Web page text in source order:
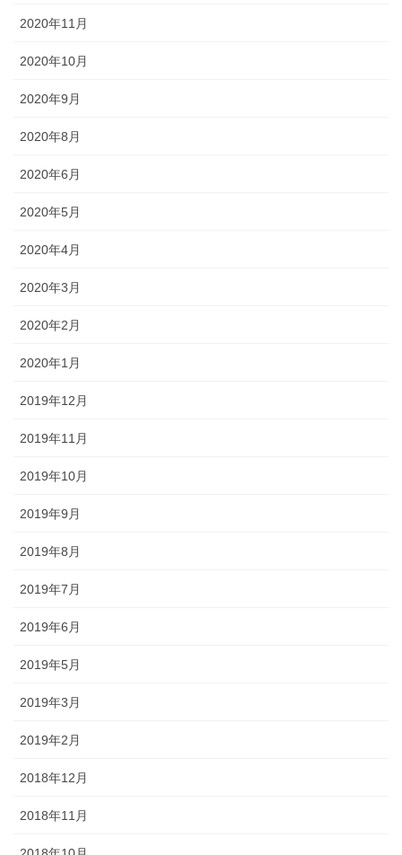
2020年11月
2020年10月
2020年9月
2020年8月
2020年6月
2020年5月
2020年4月
2020年3月
2020年2月
2020年1月
2019年12月
2019年11月
2019年10月
2019年9月
2019年8月
2019年7月
2019年6月
2019年5月
2019年3月
2019年2月
2018年12月
2018年11月